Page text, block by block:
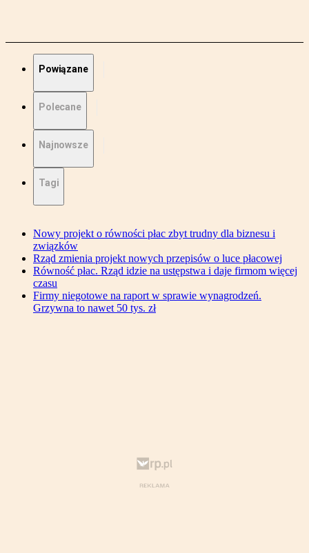
Powiązane
Polecane
Najnowsze
Tagi
Nowy projekt o równości płac zbyt trudny dla biznesu i
związków
Rząd zmienia projekt nowych przepisów o luce płacowej
Równość płac. Rząd idzie na ustępstwa i daje firmom więcej
czasu
Firmy niegotowe na raport w sprawie wynagrodzeń.
Grzywna to nawet 50 tys. zł